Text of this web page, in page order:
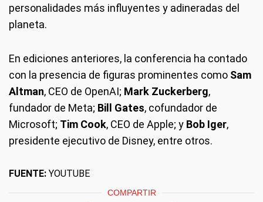
personalidades más influyentes y adineradas del
planeta.
En ediciones anteriores, la conferencia ha contado
con la presencia de figuras prominentes como Sam
Altman, CEO de OpenAI; Mark Zuckerberg,
fundador de Meta; Bill Gates, cofundador de
Microsoft; Tim Cook, CEO de Apple; y Bob Iger,
presidente ejecutivo de Disney, entre otros.
FUENTE: YOUTUBE
COMPARTIR